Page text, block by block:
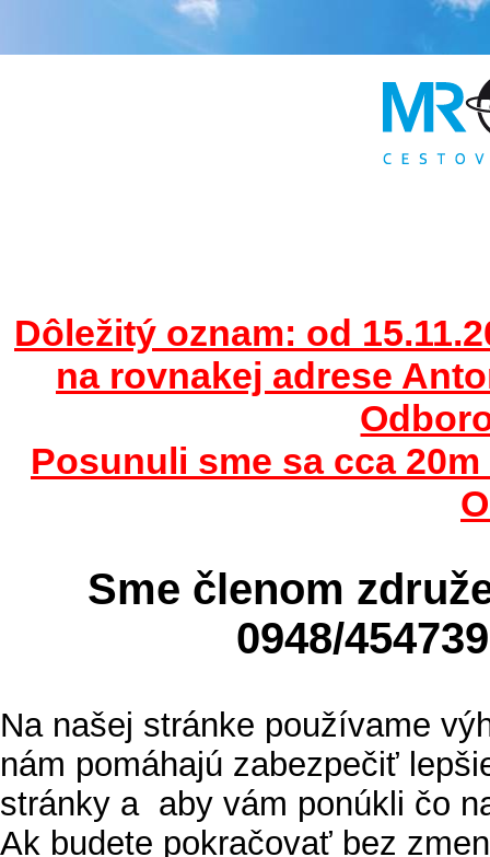
Dôležitý oznam: od
na rovnakej adrese
Posunuli sme sa cca
Sme členom
0948/
Na našej stránke používame
nám pomáhajú zabezpečiť
stránky a aby vám ponúkli čo
Ak budete pokračovať bez